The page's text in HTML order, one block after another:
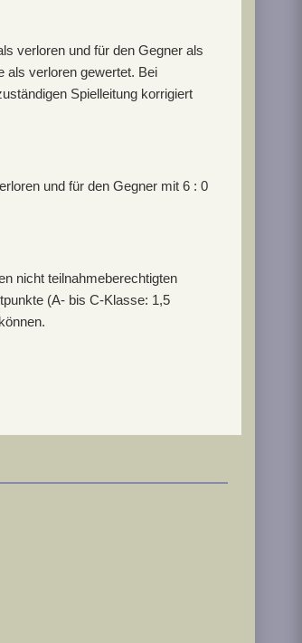
verloren und für den Gegner als
als verloren gewertet. Bei
Spielleitung korrigiert
und für den Gegner mit 6 : 0
nicht teilnahmeberechtigten
(A- bis C-Klasse: 1,5